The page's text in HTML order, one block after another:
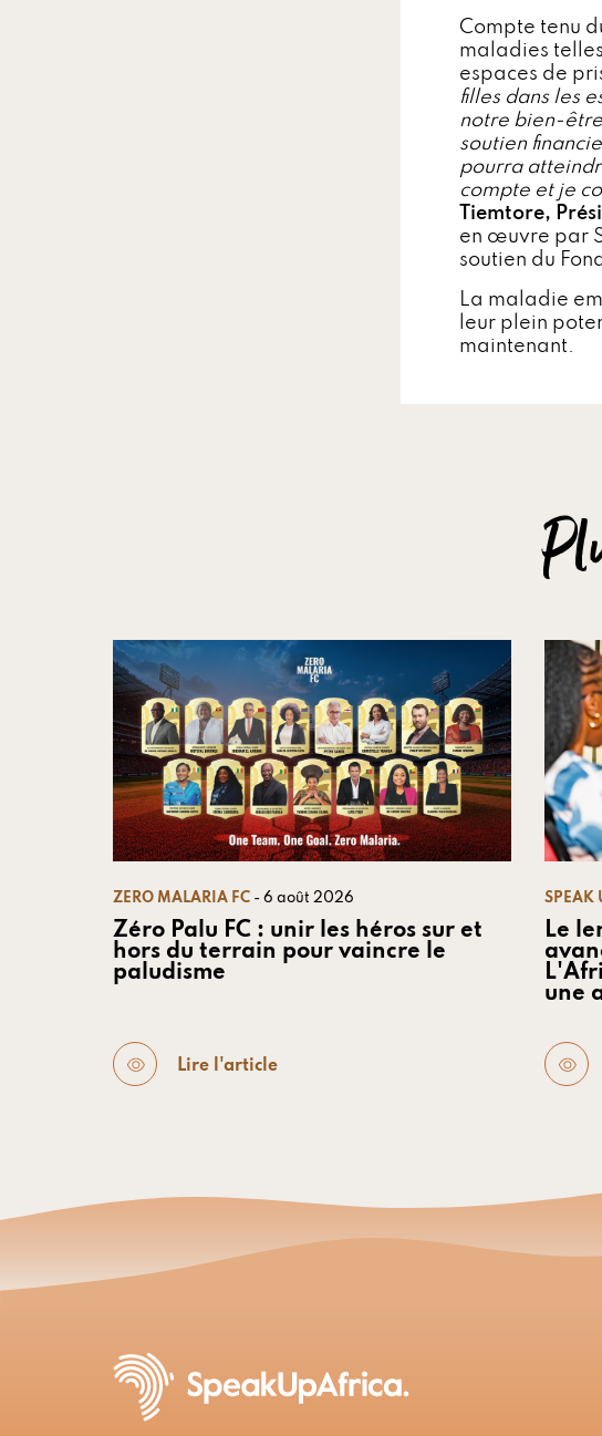
Compte tenu
maladies
espaces de
filles dans les
notre bien-
soutien
pourra
compte et je
Tiemtore,
en œuvre par
soutien du
La maladie
leur plein
maintenant.
ZERO MALARIA FC - 6 août 2026
Zéro Palu FC : unir les héros sur et
hors du terrain pour vaincre le
paludisme
Lire l'article
SPEAK
Le
une